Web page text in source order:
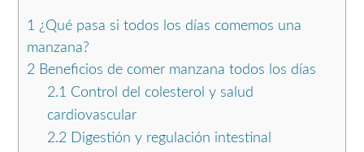
1 ¿Qué pasa si todos los días comemos una
manzana?
2 Beneficios de comer manzana todos los días
2.1 Control del colesterol y salud
cardiovascular
2.2Digestión y regulación intestinal